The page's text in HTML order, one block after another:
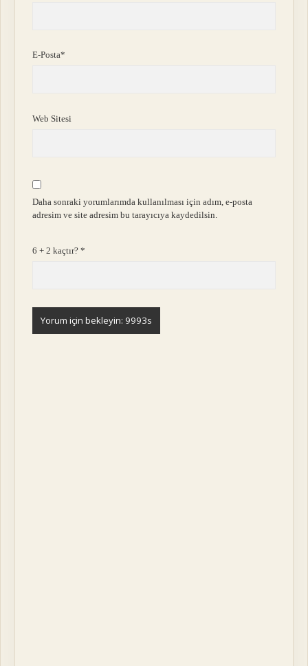
E-Posta*
Web Sitesi
Daha sonraki yorumlarımda kullanılması için adım, e-posta
adresim ve site adresim bu tarayıcıya kaydedilsin.
6 + 2 kaçtır?*